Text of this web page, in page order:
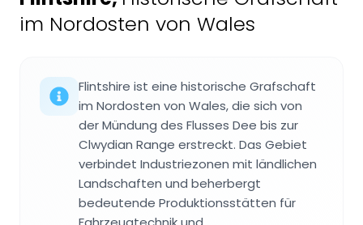
im Nordosten von Wales
Flintshire ist eine historische Grafschaft
im Nordosten von Wales, die sich von
der Mündung des Flusses Dee bis zur
Clwydian Range erstreckt. Das Gebiet
verbindet Industriezonen mit ländlichen
Landschaften und beherbergt
bedeutende Produktionsstätten für